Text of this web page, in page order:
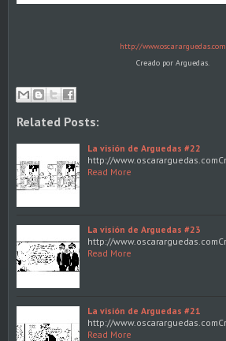
http://www.oscararguedas.com
Creado por Arguedas.
Related Posts:
La visión de Arguedas #22
http://
Read More
La visión de Arguedas #23
http://
Read More
La visión de Arguedas #21
http://
Read More